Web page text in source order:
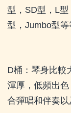
型， SD型， L型
型， Jumbo型等
D桶：琴身比較
渾厚，低頻出
合彈唱和伴奏